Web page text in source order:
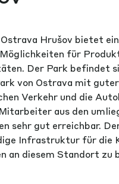
Hrušov bietet
für
Der Park befindet
von Ostrava mit
Verkehr und die
aus den
sehr gut erreichbar.
Infrastruktur für die
an diesem Standort zu